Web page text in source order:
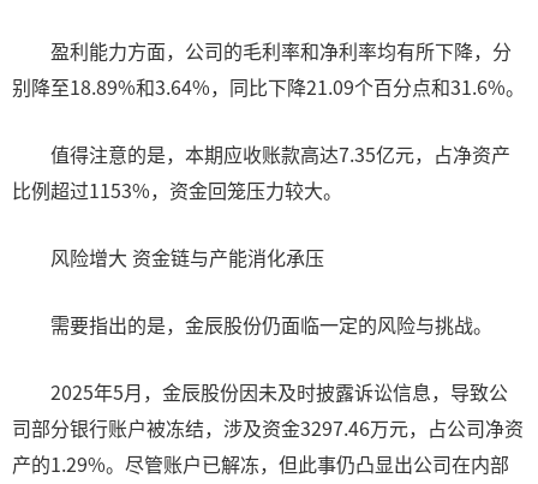
盈利能力方面，公司的毛利率和净利率均有所下降，分
别降至18.89%和3.64%，同比下降21.09个百分点和31.6%。
值得注意的是，本期应收账款高达7.35亿元，占净资产
比例超过1153%，资金回笼压力较大。
风险增大 资金链与产能消化承压
需要指出的是，金辰股份仍面临一定的风险与挑战。
2025年5月，金辰股份因未及时披露诉讼信息，导致公
司部分银行账户被冻结，涉及资金3297.46万元，占公司净资
产的1.29%。尽管账户已解冻，但此事仍凸显出公司在内部